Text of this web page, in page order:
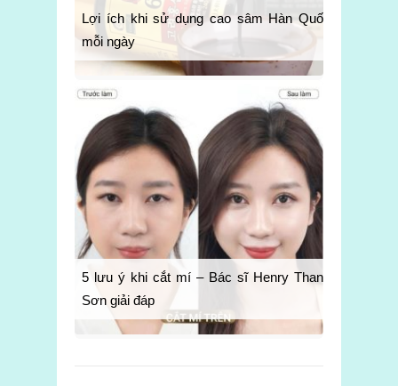
Lợi ích khi sử dụng cao sâm Hàn Quốc
mỗi ngày
5 lưu ý khi cắt mí – Bác sĩ Henry Thanh
Sơn giải đáp